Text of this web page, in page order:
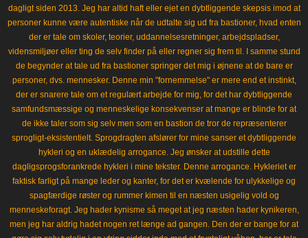
dagligt siden 2013. Jeg har altid haft eller ejet en dybtliggende skepsis imod at
personer kunne være autentiske når de udtalte sig ud fra bastioner, hvad enten
der er tale om skoler, teorier, uddannelsesretninger, arbejdspladser,
vidensmiljøer eller ting de selv finder på eller regner sig frem til. I samme stund
de begynder at tale ud fra bastioner springer det mig i øjnene at de bare er
personer, dvs. mennesker. Denne min "fornemmelse" er mere end et instinkt,
der er snarere tale om et regulært arbejde for mig, for det har dybtliggende
samfundsmæssige og menneskelige konsekvenser at mange er blinde for at
de ikke taler som sig selv men som en bastion de tror de repræsenterer
sprogligt-eksistentielt. Sprogdragten afslører for mine sanser et dybtliggende
hykleri og en uklædelig arrogance. Jeg ønsker at udstille dette
dagligsprogsforankrede hykleri i mine tekster. Denne arrogance. Hykleriet er
faktisk farligt på mange leder og kanter, for det er kvælende for ulykkelige og
spagfærdige røster og rummer kimen til en næsten usigelig vold og
menneskeforagt. Jeg hader kynisme så meget at jeg næsten hader kynikeren,
men jeg har aldrig hadet nogen ret længe ad gangen. Den der er bange for at